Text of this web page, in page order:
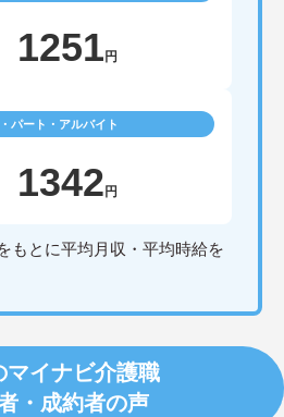
1251 円
パート・アルバイト
1342 円
もとに平均月収・平均時給を
マイナビ介護職
・成約者の声